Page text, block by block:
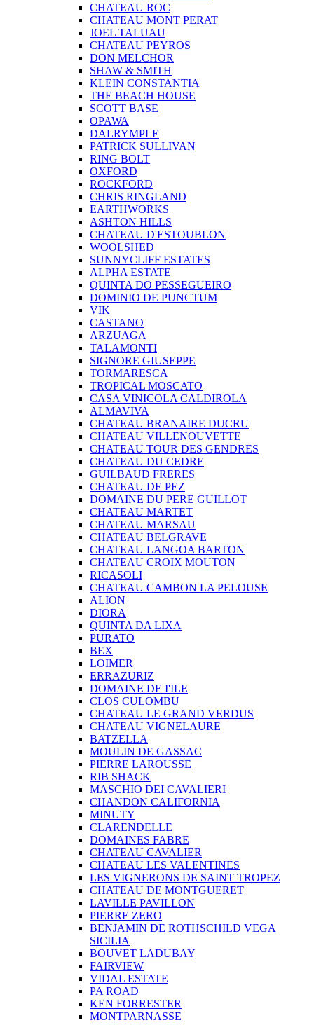
CHATEAU ROC
CHATEAU MONT PERAT
JOEL TALUAU
CHATEAU PEYROS
DON MELCHOR
SHAW & SMITH
KLEIN CONSTANTIA
THE BEACH HOUSE
SCOTT BASE
OPAWA
DALRYMPLE
PATRICK SULLIVAN
RING BOLT
OXFORD
ROCKFORD
CHRIS RINGLAND
EARTHWORKS
ASHTON HILLS
CHATEAU D'ESTOUBLON
WOOLSHED
SUNNYCLIFF ESTATES
ALPHA ESTATE
QUINTA DO PESSEGUEIRO
DOMINIO DE PUNCTUM
VIK
CASTANO
ARZUAGA
TALAMONTI
SIGNORE GIUSEPPE
TORMARESCA
TROPICAL MOSCATO
CASA VINICOLA CALDIROLA
ALMAVIVA
CHATEAU BRANAIRE DUCRU
CHATEAU VILLENOUVETTE
CHATEAU TOUR DES GENDRES
CHATEAU DU CEDRE
GUILBAUD FRERES
CHATEAU DE PEZ
DOMAINE DU PERE GUILLOT
CHATEAU MARTET
CHATEAU MARSAU
CHATEAU BELGRAVE
CHATEAU LANGOA BARTON
CHATEAU CROIX MOUTON
RICASOLI
CHATEAU CAMBON LA PELOUSE
ALION
DIORA
QUINTA DA LIXA
PURATO
BEX
LOIMER
ERRAZURIZ
DOMAINE DE I'ILE
CLOS CULOMBU
CHATEAU LE GRAND VERDUS
CHATEAU VIGNELAURE
BATZELLA
MOULIN DE GASSAC
PIERRE LAROUSSE
RIB SHACK
MASCHIO DEI CAVALIERI
CHANDON CALIFORNIA
MINUTY
CLARENDELLE
DOMAINES FABRE
CHATEAU CAVALIER
CHATEAU LES VALENTINES
LES VIGNERONS DE SAINT TROPEZ
CHATEAU DE MONTGUERET
LAVILLE PAVILLON
PIERRE ZERO
BENJAMIN DE ROTHSCHILD VEGA
SICILIA
BOUVET LADUBAY
FAIRVIEW
VIDAL ESTATE
PA ROAD
KEN FORRESTER
MONTPARNASSE